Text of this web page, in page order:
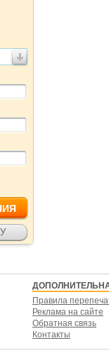
Правила
Реклама на сайте
Обратная связь
Контакты